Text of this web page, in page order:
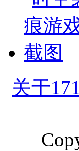
关于